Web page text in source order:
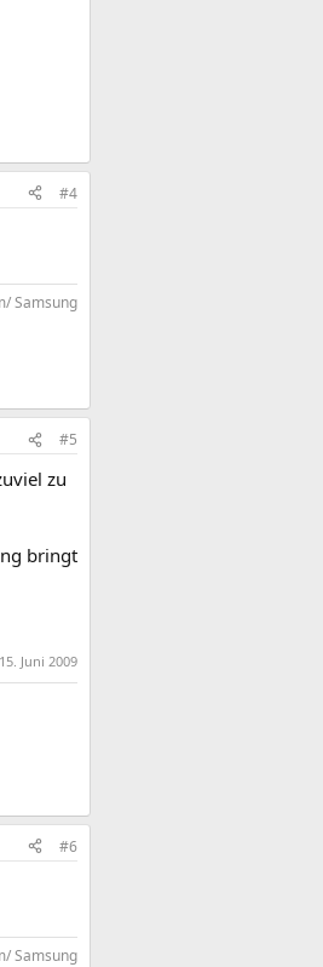
#4
Samsung
#5
zu
bringt
15. Juni 2009
#6
Samsung